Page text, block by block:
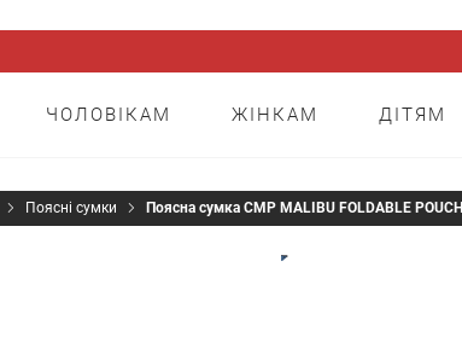
ЧОЛОВІКАМ ЖІНКАМ ДІТЯМ
Поясні сумки Поясна сумка CMP MALIBU FOLDABLE POUCH